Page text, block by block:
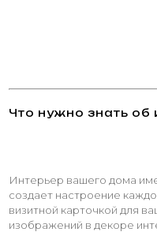
Что нужно знать
Интерьер вашего дома
создает настроение
визитной карточкой для
изображений в декоре